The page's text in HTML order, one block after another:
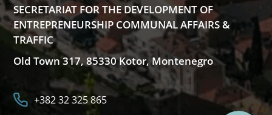
SECRETARIAT FOR THE DEVELOPMENT OF
ENTREPRENEURSHIP COMMUNAL AFFAIRS &
TRAFFIC
Old Town 317, 85330 Kotor, Montenegro
+382 32 325 865